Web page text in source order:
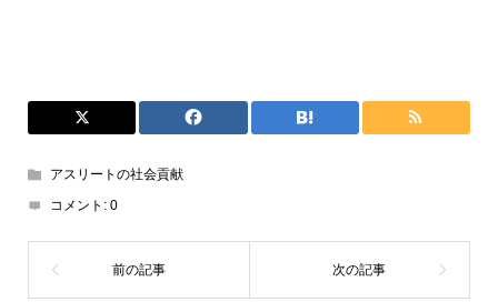
アスリートの社会貢献
コメント: 0